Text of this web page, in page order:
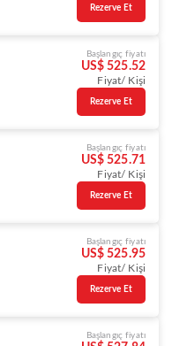
Rezerve Et
Başlangıç fiyatı
US$ 525.52
Fiyat/ Kişi
Rezerve Et
Başlangıç fiyatı
US$ 525.71
Fiyat/ Kişi
Rezerve Et
Başlangıç fiyatı
US$ 525.95
Fiyat/ Kişi
Rezerve Et
Başlangıç fiyatı